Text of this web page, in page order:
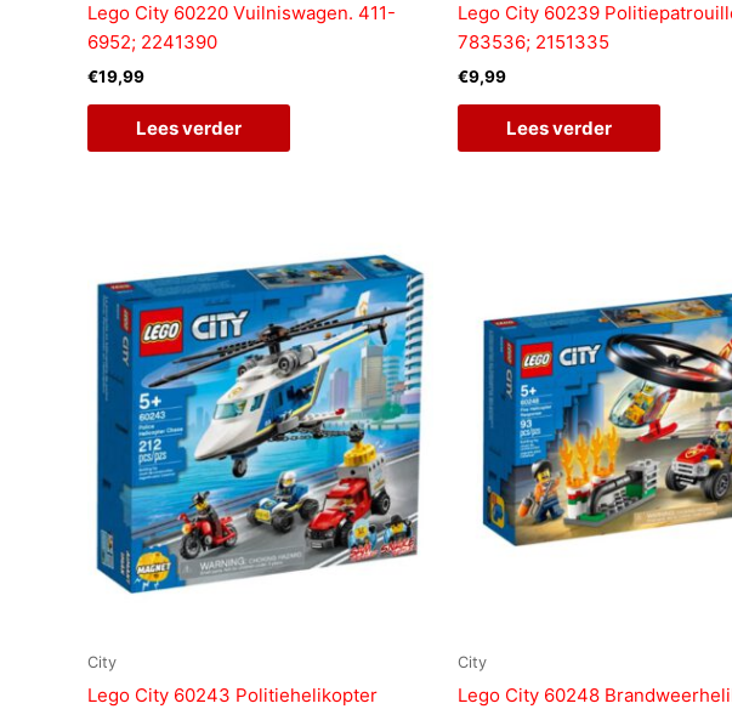
Lego City 60220 Vuilniswagen. 411-
6952; 2241390
€19,99
Lees verder
Lego City 60239
783536; 2151335
€9,99
Lees verder
City
Lego City 60243 Politiehelikopter
City
Lego City 60248